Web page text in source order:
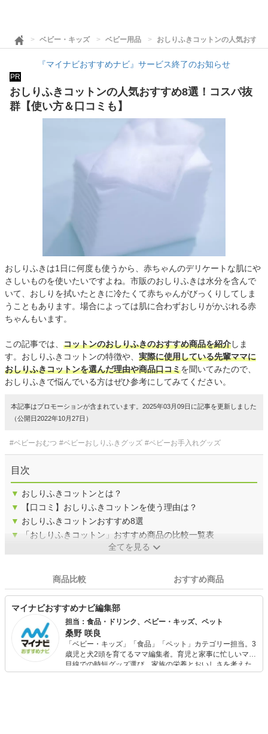
ベビー・キッズ ベビー用品 おしりふきコットンの人気おす
『マイナビおすすめナビ』サービス終了のお知らせ
PR
おしりふきコットンの人気おすすめ8選！コスパ抜
群【使い方＆口コミも】
おしりふきは1日に何度も使うから、赤ちゃんのデリケートな肌にや
さしいものを使いたいですよね。市販のおしりふきは水分を含んで
いて、おしりを拭いたときに冷たくて赤ちゃんがびっくりしてしま
うこともあります。場合によっては肌に合わずおしりがかぶれる赤
ちゃんもいます。
この記事では、 コットンのおしりふきのおすすめ商品を紹介しま
す。おしりふきコットンの特徴や、 実際に使用している先輩ママに
おしりふきコットンを選んだ理由や商品口コミを聞いてみたので、
おしりふきで悩んでいる方はぜひ参考にしてみてください。
本記事はプロモーションが含まれています。2025年03月09日に記事を更新しました
（公開日2022年10月27日）
#ベビーおむつ #ベビーおしりふきグッズ #ベビーお手入れグッズ
目次
▼ おしりふきコットンとは？
▼
【口コミ】おしりふきコットンを使う理由は？
▼ おしりふきコットンおすすめ8選
▼
「おしりふきコットン」おすすめ商品の比較一覧表
全てを見る
商品比較 おすすめ商品
マイナビおすすめナビ編集部
担当：食品・ドリンク、ベビー・キッズ、ペット
桑野 咲良
「ベビー・キッズ」「食品」「ペット」カテゴリー担当。3
歳児と犬2頭を育てるママ編集者。育児と家事に忙しいママ
目線での時短グッズ選び、家族の栄養とおいしさを考えた
食品選び、束の間のリラックスタイムを楽しむためのスイ